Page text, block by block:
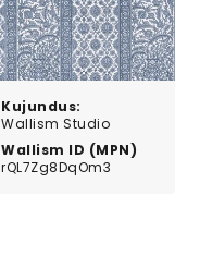
Kujundus:
Wallism Studio
Wallism ID (MPN)
rQL7Zg8DqOm3